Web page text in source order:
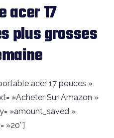
acer 17
plus grosses
acer 17 pouces »
»Acheter Sur Amazon »
»amount_saved »
»20″]